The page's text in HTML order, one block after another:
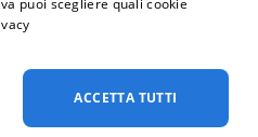
installa e si collega al monitor
facili da seguire
automaticamente, aiutandovi a
© 2026vestys.it
puoi scegliere quali cookie
ACCETTA TUTTI